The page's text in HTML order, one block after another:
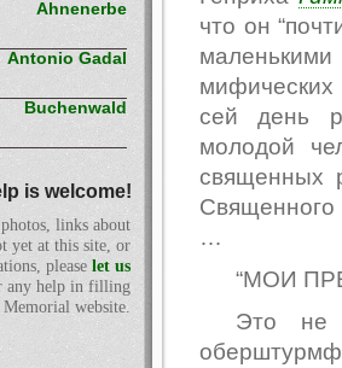
что он
мифических
сей день
молодой
священных
Священного
…
“МОИ
Это не
Ahnenerbe
Antonio Gadal
Buchenwald
is welcome!
links about
yet at this site, or
please let us
any help in filling
website.